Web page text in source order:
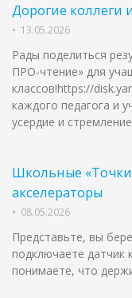
Дорогие коллеги
• 13.05.2026
Рады поделиться
ПРО-чтение» для
классов!https://
каждого педагога и
усердие и
Школьные
акселераторы
• 08.05.2026
Представьте, вы
подключаете датчик
понимаете, что